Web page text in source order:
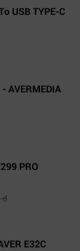
USB TYPE-C
AVERMEDIA
PRO
đ
E32C